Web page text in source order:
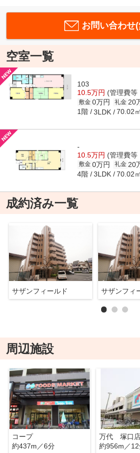
お問い合わせ
空室一覧
103
10.5万円 (管理費等
敷金 0万円 礼金 20
1階 3LDK 70.02㎡
-
10.5万円 (管理費等
敷金 0万円 礼金 20
4階 3LDK 70.02㎡
成約済み一覧
サザンフィールド サザンフィ
周辺施設
コープ
約437m／6分
万代 塚口
約956m／